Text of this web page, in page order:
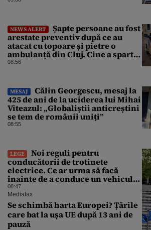
NEWS ALERT
Șapte persoane au fost
arestate preventiv după ce au
atacat cu topoare și pietre o
ambulanță din Cluj. Cine a spart
parbrizul și l-a rănit pe șofer
08:56
MESAJ
Călin Georgescu, mesaj la
425 de ani de la uciderea lui Mihai
Viteazul: „Globaliștii anticreștini
se tem de românii uniți”
08:55
LEGE
Noi reguli pentru
conducătorii de trotinete
electrice. Ce ar urma să facă
înainte de a conduce un vehicul
pe drumurile publice
08:47
Mediafax
Se schimbă harta Europei? Țările
care bat la ușa UE după 13 ani de
pauză